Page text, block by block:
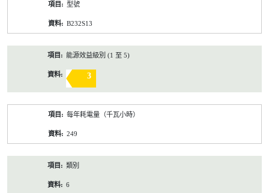
型號
B232S13
能源效益級別 (1 至 5)
3
每年耗電量（千瓦小時）
249
類別
6